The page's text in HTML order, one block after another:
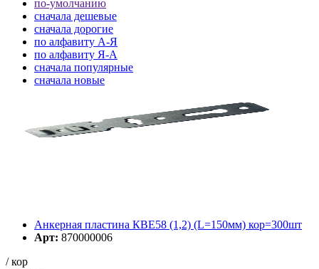
по-умолчанию
cначала дешевые
cначала дорогие
по алфавиту А-Я
по алфавиту Я-А
cначала популярные
cначала новые
Элементов на страницу
Анкерная пластина КВЕ58 (1,2) (L=150мм) кор=300шт
Арт: 870000006
/ кор